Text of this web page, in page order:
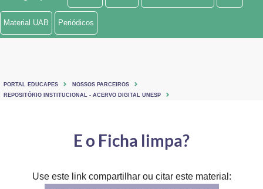
Ministério de Minas e Energia
Ministério do Turismo
Controladoria-Geral da União
Material UAB Periódicos
PORTAL EDUCAPES
NOSSOS PARCEIROS
REPOSITÓRIO INSTITUCIONAL - ACERVO DIGITAL UNESP
E o Ficha limpa?
Use este link compartilhar ou citar este material: